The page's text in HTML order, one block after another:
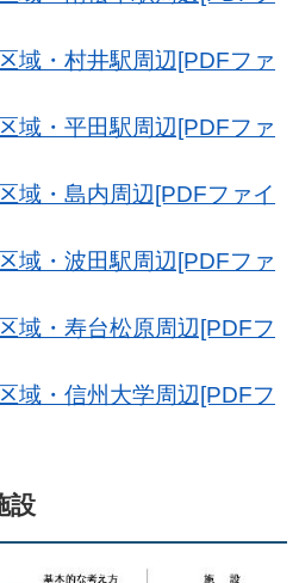
域・村井駅周辺[PDFファ
域・平田駅周辺[PDFファ
域・島内周辺[PDFファイ
域・波田駅周辺[PDFファ
域・寿台松原周辺[PDFフ
域・信州大学周辺[PDFフ
設